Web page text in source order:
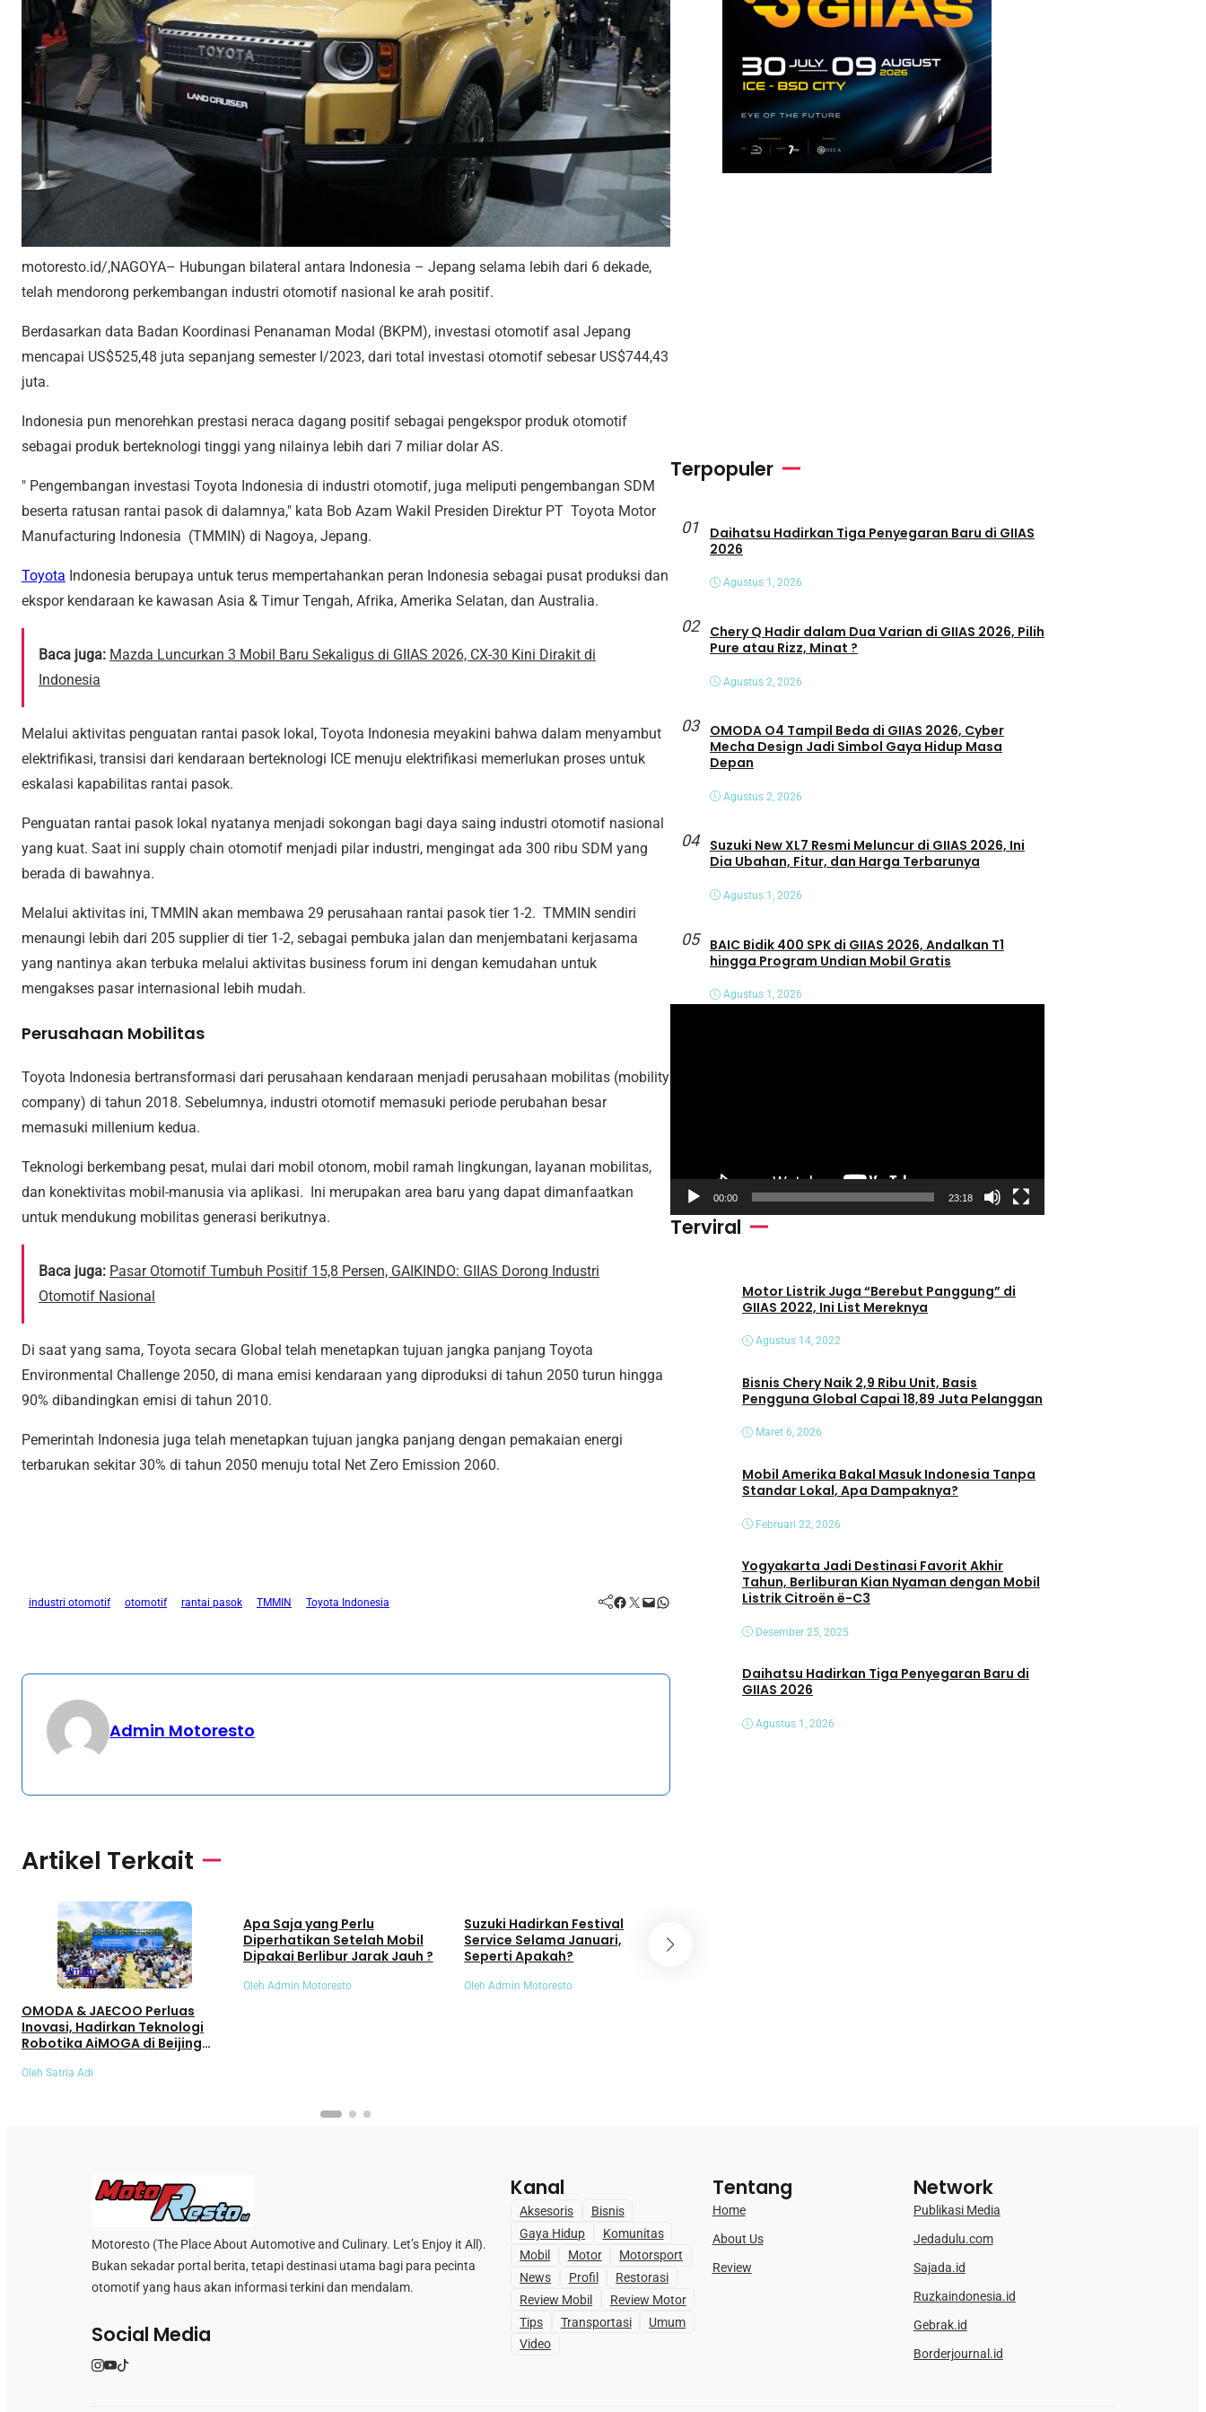
motoresto.id/,NAGOYA– Hubungan bilateral antara Indonesia – Jepang selama lebih dari 6 dekade,
telah mendorong perkembangan industri otomotif nasional ke arah positif.
Berdasarkan data Badan Koordinasi Penanaman Modal (BKPM), investasi otomotif asal Jepang
mencapai US$525,48 juta sepanjang semester I/2023, dari total investasi otomotif sebesar US$744,43
juta.
Indonesia pun menorehkan prestasi neraca dagang positif sebagai pengekspor produk otomotif
sebagai produk berteknologi tinggi yang nilainya lebih dari 7 miliar dolar AS.
" Pengembangan investasi Toyota Indonesia di industri otomotif, juga meliputi pengembangan SDM
beserta ratusan rantai pasok di dalamnya," kata Bob Azam Wakil Presiden Direktur PT Toyota Motor
Manufacturing Indonesia (TMMIN) di Nagoya, Jepang.
Toyota Indonesia berupaya untuk terus mempertahankan peran Indonesia sebagai pusat produksi dan
ekspor kendaraan ke kawasan Asia & Timur Tengah, Afrika, Amerika Selatan, dan Australia.
Baca juga: Mazda Luncurkan 3 Mobil Baru Sekaligus di GIIAS 2026, CX-30 Kini Dirakit di
Indonesia
Melalui aktivitas penguatan rantai pasok lokal, Toyota Indonesia meyakini bahwa dalam menyambut
elektrifikasi, transisi dari kendaraan berteknologi ICE menuju elektrifikasi memerlukan proses untuk
eskalasi kapabilitas rantai pasok.
Penguatan rantai pasok lokal nyatanya menjadi sokongan bagi daya saing industri otomotif nasional
yang kuat. Saat ini supply chain otomotif menjadi pilar industri, mengingat ada 300 ribu SDM yang
berada di bawahnya.
Melalui aktivitas ini, TMMIN akan membawa 29 perusahaan rantai pasok tier 1-2. TMMIN sendiri
menaungi lebih dari 205 supplier di tier 1-2, sebagai pembuka jalan dan menjembatani kerjasama
yang nantinya akan terbuka melalui aktivitas business forum ini dengan kemudahan untuk
mengakses pasar internasional lebih mudah.
Perusahaan Mobilitas
Toyota Indonesia bertransformasi dari perusahaan kendaraan menjadi perusahaan mobilitas (mobility
company) di tahun 2018. Sebelumnya, industri otomotif memasuki periode perubahan besar
memasuki millenium kedua.
Teknologi berkembang pesat, mulai dari mobil otonom, mobil ramah lingkungan, layanan mobilitas,
dan konektivitas mobil-manusia via aplikasi. Ini merupakan area baru yang dapat dimanfaatkan
untuk mendukung mobilitas generasi berikutnya.
Baca juga: Pasar Otomotif Tumbuh Positif 15,8 Persen, GAIKINDO: GIIAS Dorong Industri
Otomotif Nasional
Di saat yang sama, Toyota secara Global telah menetapkan tujuan jangka panjang Toyota
Environmental Challenge 2050, di mana emisi kendaraan yang diproduksi di tahun 2050 turun hingga
90% dibandingkan emisi di tahun 2010.
Pemerintah Indonesia juga telah menetapkan tujuan jangka panjang dengan pemakaian energi
terbarukan sekitar 30% di tahun 2050 menuju total Net Zero Emission 2060.
industri otomotif otomotif rantai pasok TMMIN Toyota Indonesia Facebook Twitter Mail WhatsApp
Admin Motoresto
Artikel Terkait
Umum
OMODA & JAECOO Perluas
Inovasi, Hadirkan Teknologi
Robotika AiMOGA di Beijing
Oleh Satria Adi
Apa Saja yang Perlu
Diperhatikan Setelah Mobil
Dipakai Berlibur Jarak Jauh ?
Oleh Admin Motoresto
Suzuki Hadirkan Festival
Service Selama Januari,
Seperti Apakah?
Oleh Admin Motoresto
Terpopuler
01
Daihatsu Hadirkan Tiga Penyegaran Baru di GIIAS
2026
Agustus 1, 2026
02
Chery Q Hadir dalam Dua Varian di GIIAS 2026, Pilih
Pure atau Rizz, Minat ?
Agustus 2, 2026
03
OMODA O4 Tampil Beda di GIIAS 2026, Cyber
Mecha Design Jadi Simbol Gaya Hidup Masa
Depan
Agustus 2, 2026
04
Suzuki New XL7 Resmi Meluncur di GIIAS 2026, Ini
Dia Ubahan, Fitur, dan Harga Terbarunya
Agustus 1, 2026
05
BAIC Bidik 400 SPK di GIIAS 2026, Andalkan T1
hingga Program Undian Mobil Gratis
Agustus 1, 2026
i
00:00 23:18
Terviral
Motor Listrik Juga “Berebut Panggung” di
GIIAS 2022, Ini List Mereknya
Agustus 14, 2022
Bisnis Chery Naik 2,9 Ribu Unit, Basis
Pengguna Global Capai 18,89 Juta Pelanggan
Maret 6, 2026
Mobil Amerika Bakal Masuk Indonesia Tanpa
Standar Lokal, Apa Dampaknya?
Februari 22, 2026
Yogyakarta Jadi Destinasi Favorit Akhir
Tahun, Berliburan Kian Nyaman dengan Mobil
Listrik Citroën ë-C3
Desember 25, 2025
Daihatsu Hadirkan Tiga Penyegaran Baru di
GIIAS 2026
Agustus 1, 2026
Motoresto (The Place About Automotive and Culinary. Let’s Enjoy it All).
Bukan sekadar portal berita, tetapi destinasi utama bagi para pecinta
otomotif yang haus akan informasi terkini dan mendalam.
Social Media
Kanal
Aksesoris
Bisnis
Gaya Hidup
Komunitas
Mobil
Motor
Motorsport
News
Profil
Restorasi
Review Mobil
Review Motor
Tips
Transportasi
Umum
Video
Tentang
Home
About Us
Review
Network
Publikasi Media
Jedadulu.com
Sajada.id
Ruzkaindonesia.id
Gebrak.id
Borderjournal.id